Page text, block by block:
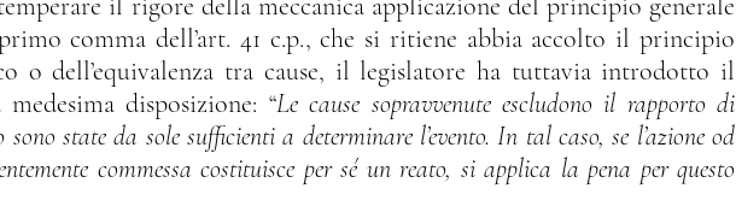
comma dell’art. 41 c.p., che si ritiene abbia accolto il principio
o dell’equivalenza tra cause, il legislatore ha tuttavia introdotto il
disposizione: “Le cause sopravvenute escludono il rapporto di
state da sole sufficienti a determinare l’evento. In tal caso, se l’azione od
commessa costituisce per sé un reato, si applica la pena per questo